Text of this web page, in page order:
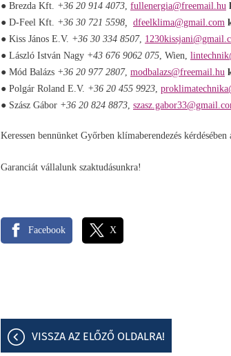
● Brezda Kft. +36 20 914 4073 fullenergia@freemail.hu
● D-Feel Kft. +36 30 721 5598, dfeelklima@gmail.com
● Kiss János E.V. +36 30 334 8507,
● László István Nagy +43 676 9062 075 , Wien,
● Mód Balázs +36 20 977 2807, modbalazs@freemail.hu
● Polgár Roland E.V. +36 20 455 9923
● Szász Gábor +36 20 824 8873
Keressen bennünket Győrben klímaberendezés
Garanciát vállalunk szaktudásunkra!
Facebook X
VISSZA AZ ELŐZŐ OLDALRA!